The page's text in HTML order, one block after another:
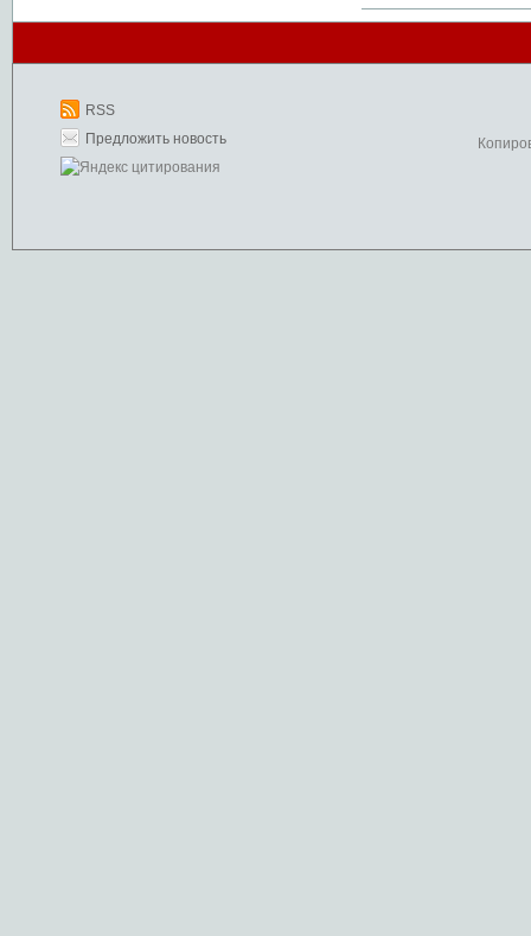
RSS
Предложить новость